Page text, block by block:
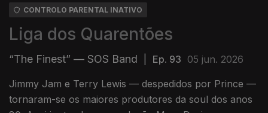
CONTROLO PARENTAL INATIVO
Liga dos Quarentões
“The Finest” — SOS Band Ep. 93 05 jun. 2026
Jimmy Jam e Terry Lewis — despedidos por Prince —
tornaram-se os maiores produtores da soul dos anos